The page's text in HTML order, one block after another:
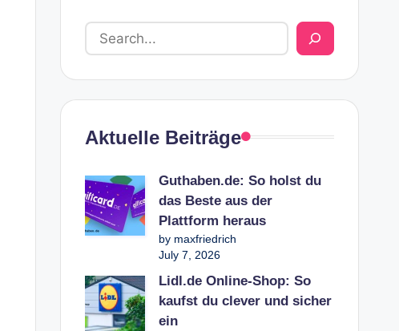
Aktuelle Beiträge
Guthaben.de: So holst du
das Beste aus der
Plattform heraus
by maxfriedrich
July 7, 2026
Lidl.de Online-Shop: So
kaufst du clever und sicher
ein